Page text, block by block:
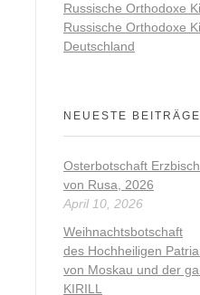
Russische Orthodoxe
Russische Orthodoxe
Deutschland
NEUESTE BEITRÄGE
Osterbotschaft
von Rusa, 2026
April 10, 2026
Weihnachtsbotschaft
des Hochheiligen
von Moskau und der
KIRILL